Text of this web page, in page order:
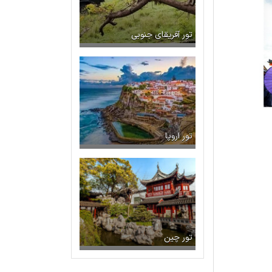
تور آفریقای جنوبی
تور اروپا
تور چین